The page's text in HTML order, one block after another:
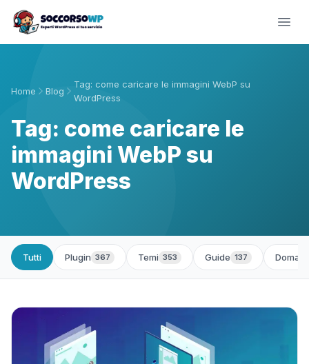
Home Blog
Tag: come caricare le immagini WebP su
WordPress
Tag: come caricare le
immagini WebP su
WordPress
Tutti Plugin 367 Temi 353 Guide 137